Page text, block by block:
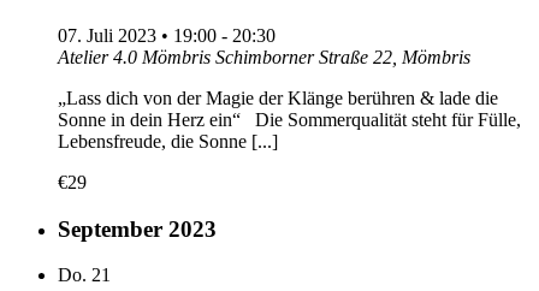
07. Juli 2023 • 19:00 - 20:30
Atelier 4.0 Mömbris Schimborner Straße 22, Mömbris
„Lass dich von der Magie der Klänge berühren & lade die
Sonne in dein Herz ein“ Die Sommerqualität steht für Fülle,
Lebensfreude, die Sonne [...]
€29
September 2023
Do. 21